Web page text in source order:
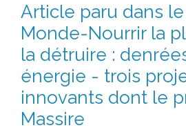
Article paru dans
Monde-Nourrir la
la détruire :
énergie - trois
innovants dont le
Massire